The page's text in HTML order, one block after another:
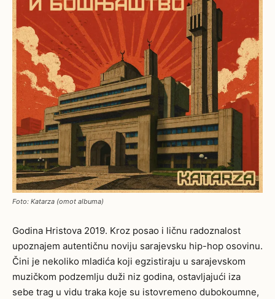
Foto: Katarza (omot albuma)
Godina Hristova 2019. Kroz posao i ličnu radoznalost
upoznajem autentičnu noviju sarajevsku hip-hop osovinu.
Čini je nekoliko mladića koji egzistiraju u sarajevskom
muzičkom podzemlju duži niz godina, ostavljajući iza
sebe trag u vidu traka koje su istovremeno dubokoumne,